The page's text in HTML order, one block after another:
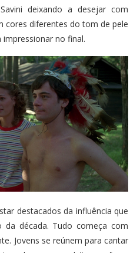
deixando a desejar com
cores diferentes do tom de pele
no final.
destacados da influência que
década. Tudo começa com
Jovens se reúnem para cantar